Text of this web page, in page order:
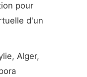
pour
d'un
Alger,